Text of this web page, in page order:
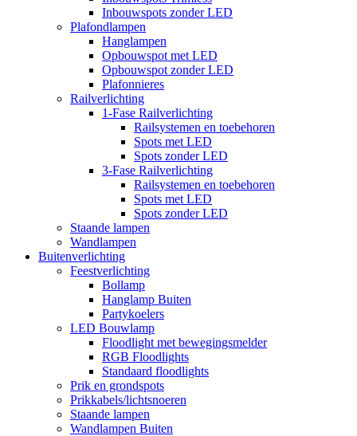
Inbouwspots zonder LED
Plafondlampen
Hanglampen
Opbouwspot met LED
Opbouwspot zonder LED
Plafonnieres
Railverlichting
1-Fase Railverlichting
Railsystemen en toebehoren
Spots met LED
Spots zonder LED
3-Fase Railverlichting
Railsystemen en toebehoren
Spots met LED
Spots zonder LED
Staande lampen
Wandlampen
Buitenverlichting
Feestverlichting
Bollamp
Hanglamp Buiten
Partykoelers
LED Bouwlamp
Floodlight met bewegingsmelder
RGB Floodlights
Standaard floodlights
Prik en grondspots
Prikkabels/lichtsnoeren
Staande lampen
Wandlampen Buiten